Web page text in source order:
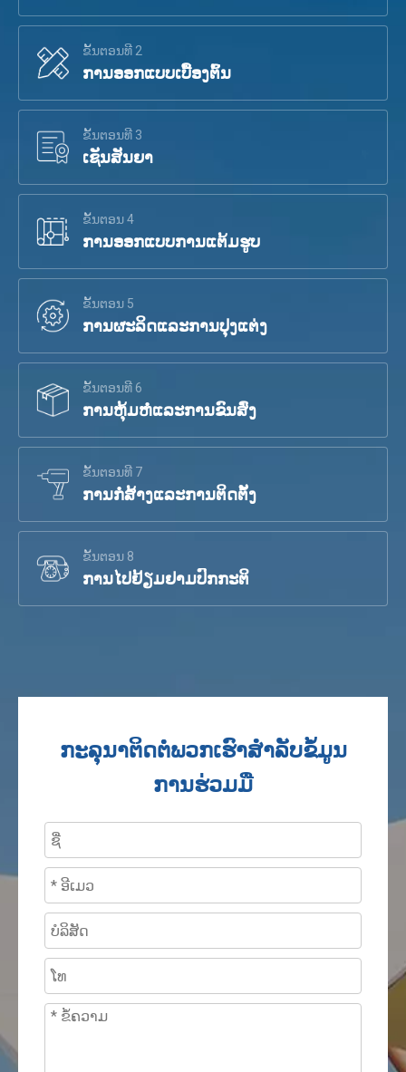
ຂັ້ນຕອນທີ 2
ການອອກແບບເບື້ອງຕົ້ນ
ຂັ້ນຕອນທີ 3
ເຊັນສັນຍາ
ຂັ້ນຕອນ 4
ການອອກແບບການແຕ້ມຮູບ
ຂັ້ນຕອນ 5
ການຜະລິດແລະການປຸງແຕ່ງ
ຂັ້ນຕອນທີ 6
ການຫຸ້ມຫໍ່ແລະການຂົນສົ່ງ
ຂັ້ນຕອນທີ 7
ການກໍ່ສ້າງແລະການຕິດຕັ້ງ
ຂັ້ນຕອນ 8
ການໄປຢ້ຽມຢາມປົກກະຕິ
ກະລຸນາຕິດຕໍ່ພວກເຮົາສໍາລັບຂໍ້ມູນ
ການຮ່ວມມື